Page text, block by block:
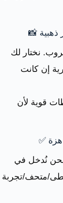
نختار لك
إن كانت
قوية لأن
نُدخل في
متحف/تجربة